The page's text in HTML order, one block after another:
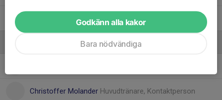
William Molander
Christoffer Molander Huvudtränare, Kontaktperson
Godkänn alla kakor
Bara nödvändiga